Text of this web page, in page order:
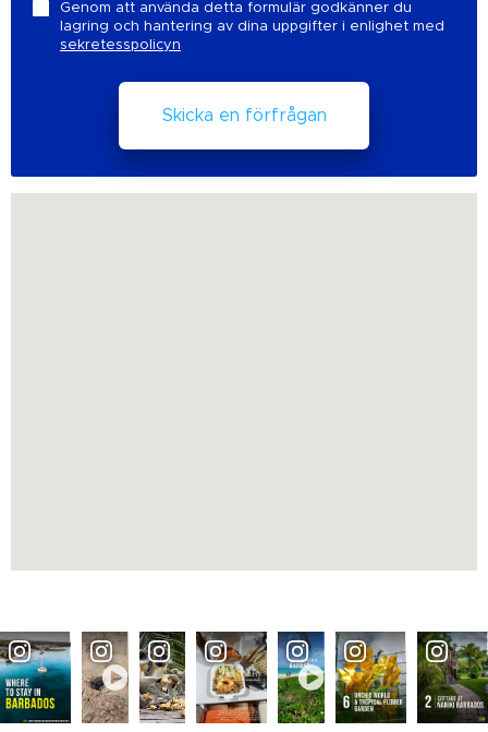
Genom att använda detta formulär godkänner du
lagring och hantering av dina uppgifter i enlighet med
sekretesspolicyn